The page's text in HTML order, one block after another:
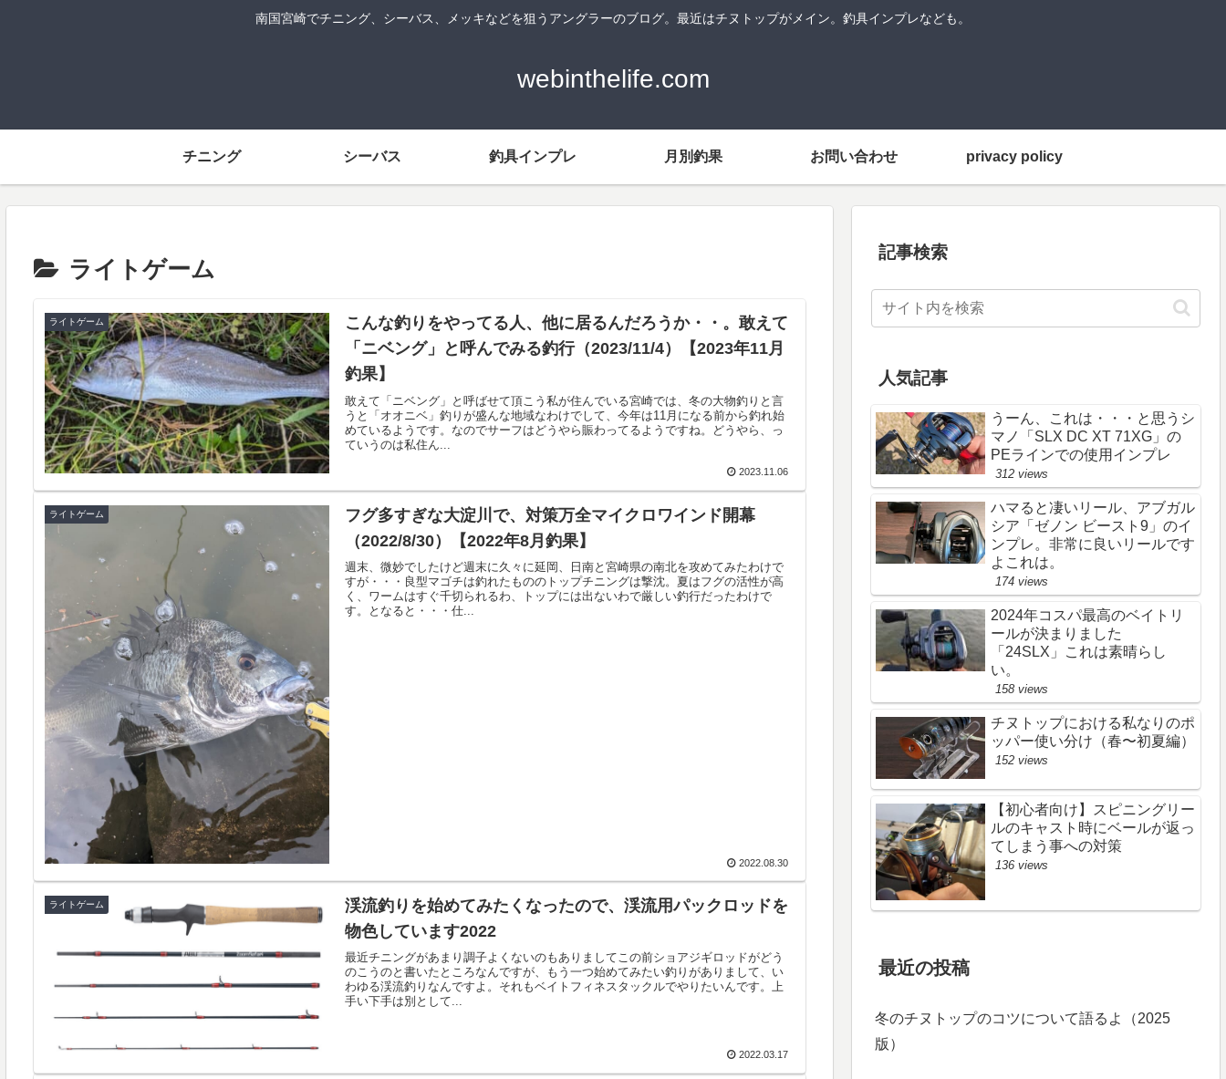
南国宮崎でチニング、シーバス、メッキなどを狙うアングラーのブログ。最近はチヌトップがメイン。釣具インプレなども。
webinthelife.com
チニング シーバス 釣具インプレ 月別釣果 お問い合わせ privacy policy
ライトゲーム
ライトゲーム
こんな釣りをやってる人、他に居るんだろうか・・。敢えて
「ニベング」と呼んでみる釣行（2023/11/4）【2023年11月
釣果】
敢えて「ニベング」と呼ばせて頂こう私が住んでいる宮崎では、冬の大物釣りと言
うと「オオニベ」釣りが盛んな地域なわけでして、今年は11月になる前から釣れ始
めているようです。なのでサーフはどうやら賑わってるようですね。どうやら、っ
ていうのは私住ん...
2023.11.06
ライトゲーム
フグ多すぎな大淀川で、対策万全マイクロワインド開幕
（2022/8/30）【2022年8月釣果】
週末、微妙でしたけど週末に久々に延岡、日南と宮崎県の南北を攻めてみたわけで
すが・・・良型マゴチは釣れたもののトップチニングは撃沈。夏はフグの活性が高
く、ワームはすぐ千切られるわ、トップには出ないわで厳しい釣行だったわけで
す。となると・・・仕...
2022.08.30
ライトゲーム
渓流釣りを始めてみたくなったので、渓流用パックロッドを
物色しています2022
最近チニングがあまり調子よくないのもありましてこの前ショアジギロッドがどう
のこうのと書いたところなんですが、もう一つ始めてみたい釣りがありまして、い
わゆる渓流釣りなんですよ。それもベイトフィネスタックルでやりたいんです。上
手い下手は別として...
2022.03.17
記事検索
人気記事
うーん、これは・・・と思うシ
マノ「SLX DC XT 71XG」の
PEラインでの使用インプレ
312 views
ハマると凄いリール、アブガル
シア「ゼノン ビースト9」のイ
ンプレ。非常に良いリールです
よこれは。
174 views
2024年コスパ最高のベイトリ
ールが決まりました
「24SLX」これは素晴らし
い。
158 views
チヌトップにおける私なりのポ
ッパー使い分け（春〜初夏編）
152 views
【初心者向け】スピニングリー
ルのキャスト時にベールが返っ
てしまう事への対策
136 views
最近の投稿
冬のチヌトップのコツについて語るよ（2025
版）